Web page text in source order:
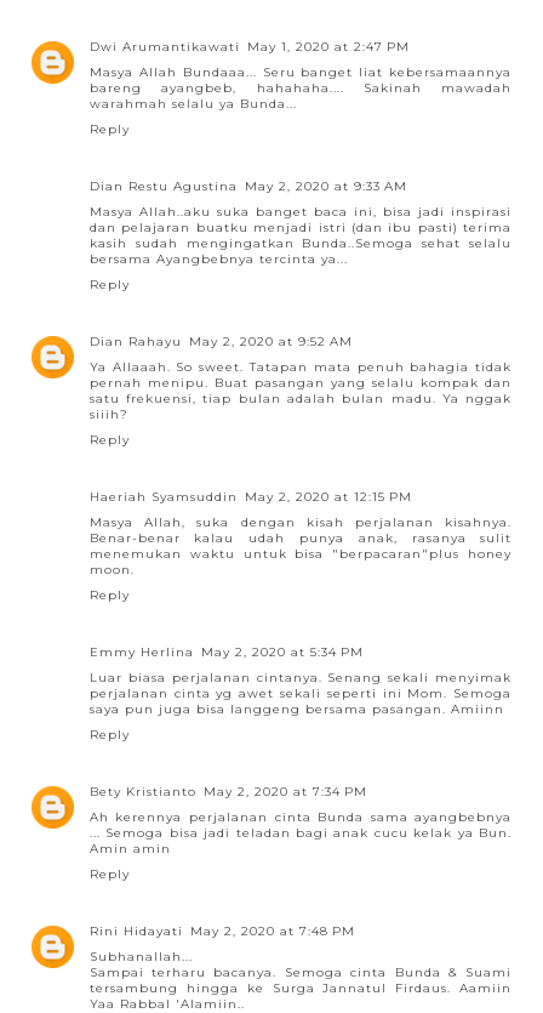
Dwi Arumantikawati
May 1, 2020 at 2:47 PM
Masya Allah Bundaaa... Seru banget liat kebersamaannya
bareng ayangbeb, hahahaha.... Sakinah mawadah
warahmah selalu ya Bunda...
Reply
Dian Restu Agustina
May 2, 2020 at 9:33 AM
Masya Allah..aku suka banget baca ini, bisa jadi inspirasi
dan pelajaran buatku menjadi istri (dan ibu pasti) terima
kasih sudah mengingatkan Bunda..Semoga sehat selalu
bersama Ayangbebnya tercinta ya...
Reply
Dian Rahayu
May 2, 2020 at 9:52 AM
Ya Allaaah. So sweet. Tatapan mata penuh bahagia tidak
pernah menipu. Buat pasangan yang selalu kompak dan
satu frekuensi, tiap bulan adalah bulan madu. Ya nggak
siiih?
Reply
Haeriah Syamsuddin
May 2, 2020 at 12:15 PM
Masya Allah, suka dengan kisah perjalanan kisahnya.
Benar-benar kalau udah punya anak, rasanya sulit
menemukan waktu untuk bisa "berpacaran"plus honey
moon.
Reply
Emmy Herlina
May 2, 2020 at 5:34 PM
Luar biasa perjalanan cintanya. Senang sekali menyimak
perjalanan cinta yg awet sekali seperti ini Mom. Semoga
saya pun juga bisa langgeng bersama pasangan. Amiinn
Reply
Bety Kristianto
May 2, 2020 at 7:34 PM
Ah kerennya perjalanan cinta Bunda sama ayangbebnya
... Semoga bisa jadi teladan bagi anak cucu kelak ya Bun.
Amin amin
Reply
Rini Hidayati
May 2, 2020 at 7:48 PM
Subhanallah...
Sampai terharu bacanya. Semoga cinta Bunda & Suami
tersambung hingga ke Surga Jannatul Firdaus. Aamiin
Yaa Rabbal 'Alamiin..